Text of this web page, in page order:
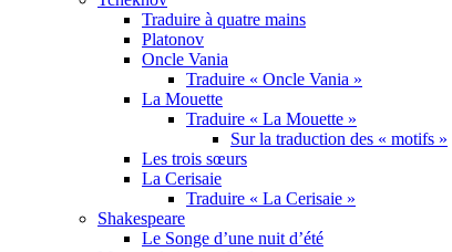
Traduire à quatre mains
Platonov
Oncle Vania
Traduire « Oncle Vania »
La Mouette
Traduire « La Mouette »
Sur la traduction des « motifs »
Les trois sœurs
La Cerisaie
Traduire « La Cerisaie »
Shakespeare
Le Songe d’une nuit d’été